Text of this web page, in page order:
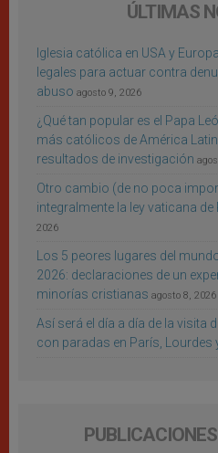
ÚLTIMAS
Iglesia católica en USA y
legales para actuar contra
abuso agosto 9, 2026
¿Qué tan popular es el Papa
más católicos de América
resultados de investigación
Otro cambio (de no poca
integralmente la ley vaticana
2026
Los 5 peores lugares del
2026: declaraciones de un
minorías cristianas agosto 8, 2026
Así será el día a día de la visita
con paradas en París, Lourdes